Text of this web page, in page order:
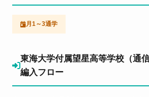
月1～3通学
東海大学付属望星高等学校（通
編入フロー